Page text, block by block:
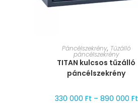
MÉRET VÁLASZTÁSA
Páncélszekrény, Tűzálló
páncélszekrény
TITAN kulcsos tűzálló
páncélszekrény
330 000 Ft – 890 000 Ft